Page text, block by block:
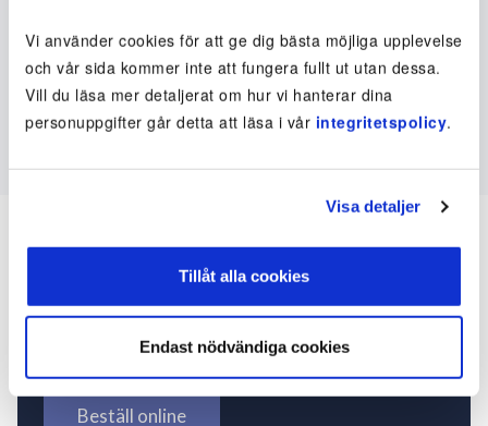
Vi använder cookies för att ge dig bästa möjliga upplevelse
och vår sida kommer inte att fungera fullt ut utan dessa.
Vill du läsa mer detaljerat om hur vi hanterar dina
personuppgifter går detta att läsa i vår integritetspolicy.
Visa detaljer
Tillåt alla cookies
Endast nödvändiga cookies
Inte kund ännu? Kom
igång nu!
Beställ online